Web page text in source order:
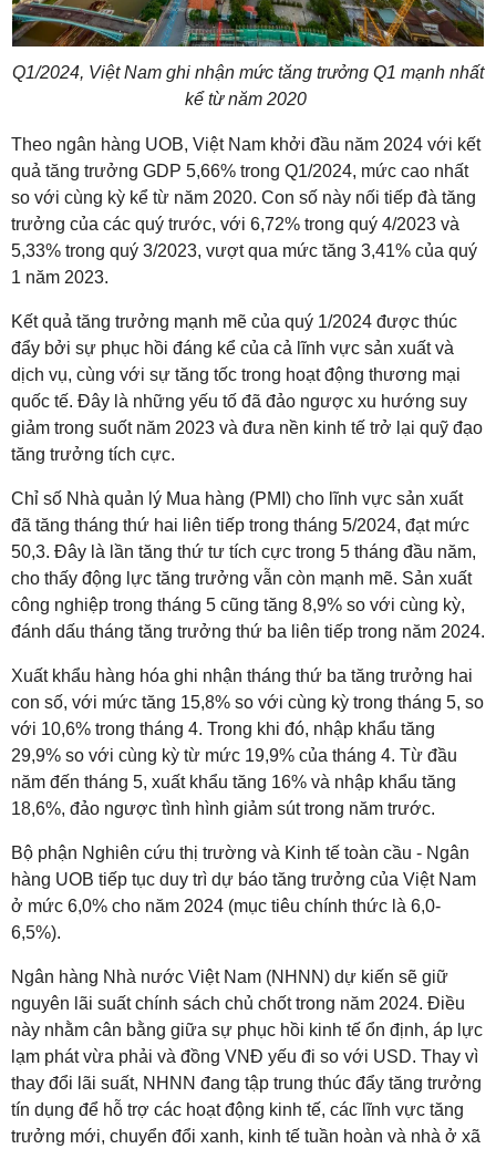
Q1/2024, Việt Nam ghi nhận mức tăng trưởng Q1 mạnh nhất
kể từ năm 2020
Theo ngân hàng UOB, Việt Nam khởi đầu năm 2024 với kết
quả tăng trưởng GDP 5,66% trong Q1/2024, mức cao nhất
so với cùng kỳ kể từ năm 2020. Con số này nối tiếp đà tăng
trưởng của các quý trước, với 6,72% trong quý 4/2023 và
5,33% trong quý 3/2023, vượt qua mức tăng 3,41% của quý
1 năm 2023.
Kết quả tăng trưởng mạnh mẽ của quý 1/2024 được thúc
đẩy bởi sự phục hồi đáng kể của cả lĩnh vực sản xuất và
dịch vụ, cùng với sự tăng tốc trong hoạt động thương mại
quốc tế. Đây là những yếu tố đã đảo ngược xu hướng suy
giảm trong suốt năm 2023 và đưa nền kinh tế trở lại quỹ đạo
tăng trưởng tích cực.
Chỉ số Nhà quản lý Mua hàng (PMI) cho lĩnh vực sản xuất
đã tăng tháng thứ hai liên tiếp trong tháng 5/2024, đạt mức
50,3. Đây là lần tăng thứ tư tích cực trong 5 tháng đầu năm,
cho thấy động lực tăng trưởng vẫn còn mạnh mẽ. Sản xuất
công nghiệp trong tháng 5 cũng tăng 8,9% so với cùng kỳ,
đánh dấu tháng tăng trưởng thứ ba liên tiếp trong năm 2024.
Xuất khẩu hàng hóa ghi nhận tháng thứ ba tăng trưởng hai
con số, với mức tăng 15,8% so với cùng kỳ trong tháng 5, so
với 10,6% trong tháng 4. Trong khi đó, nhập khẩu tăng
29,9% so với cùng kỳ từ mức 19,9% của tháng 4. Từ đầu
năm đến tháng 5, xuất khẩu tăng 16% và nhập khẩu tăng
18,6%, đảo ngược tình hình giảm sút trong năm trước.
Bộ phận Nghiên cứu thị trường và Kinh tế toàn cầu - Ngân
hàng UOB tiếp tục duy trì dự báo tăng trưởng của Việt Nam
ở mức 6,0% cho năm 2024 (mục tiêu chính thức là 6,0-
6,5%).
Ngân hàng Nhà nước Việt Nam (NHNN) dự kiến sẽ giữ
nguyên lãi suất chính sách chủ chốt trong năm 2024. Điều
này nhằm cân bằng giữa sự phục hồi kinh tế ổn định, áp lực
lạm phát vừa phải và đồng VNĐ yếu đi so với USD. Thay vì
thay đổi lãi suất, NHNN đang tập trung thúc đẩy tăng trưởng
tín dụng để hỗ trợ các hoạt động kinh tế, các lĩnh vực tăng
trưởng mới, chuyển đổi xanh, kinh tế tuần hoàn và nhà ở xã